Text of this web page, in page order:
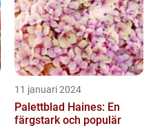
11 januari 2024
Palettblad Haines: En
färgstark och populär